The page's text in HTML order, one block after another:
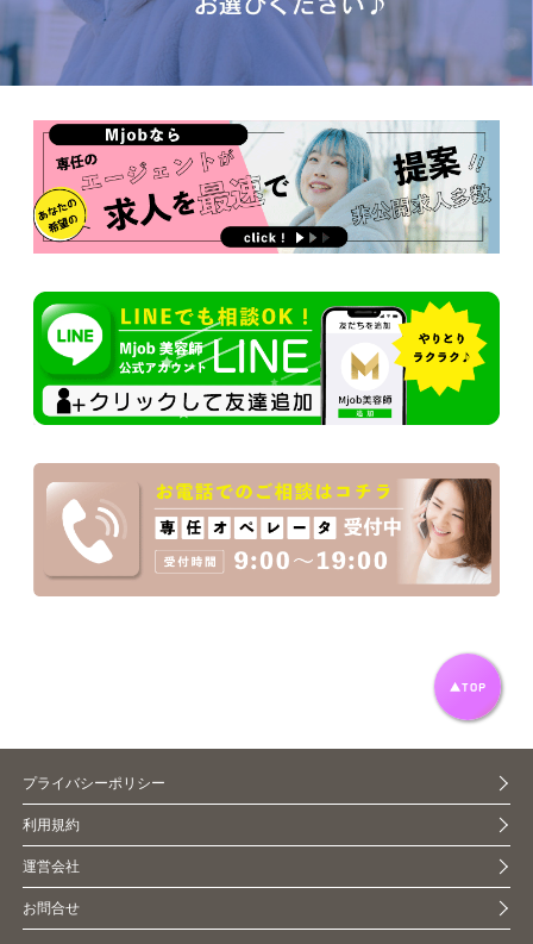
プライバシーポリシー
利用規約
運営会社
お問合せ